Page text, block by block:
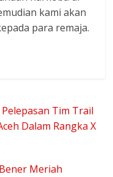
kami akan
para remaja.
Tim Trail
Dalam Rangka X
Meriah